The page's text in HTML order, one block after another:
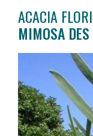
ACACIA
MIMOSA